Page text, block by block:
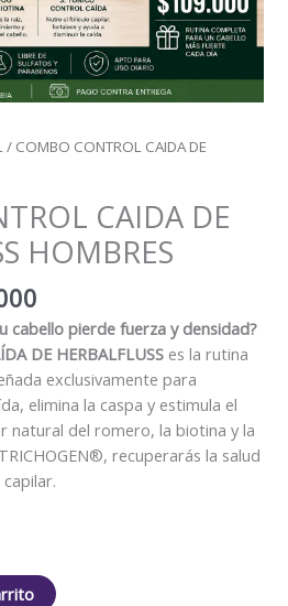
/ COMBO CONTROL CAIDA DE
CAIDA DE
HOMBRES
cabello pierde fuerza y densidad?
DE HERBALFLUSS es la rutina
exclusivamente para
elimina la caspa y estimula el
natural del romero, la biotina y la
recuperarás la salud